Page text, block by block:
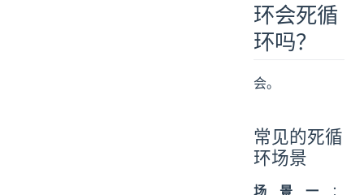
环会死循
环吗？
会。
常见的死循
环场景
场景一 ：